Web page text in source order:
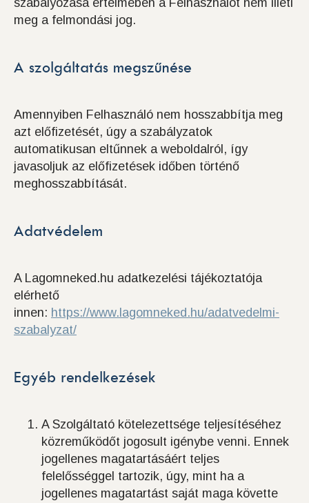
szabályozása értelmében a Felhasználót nem illeti
meg a felmondási jog.
A szolgáltatás megszűnése
Amennyiben Felhasználó nem hosszabbítja meg
azt előfizetését, úgy a szabályzatok
automatikusan eltűnnek a weboldalról, így
javasoljuk az előfizetések időben történő
meghosszabbítását.
Adatvédelem
A Lagomneked.hu adatkezelési tájékoztatója
elérhető
innen: https://www.lagomneked.hu/adatvedelmi-
szabalyzat/
Egyéb rendelkezések
A Szolgáltató kötelezettsége teljesítéséhez
közreműködőt jogosult igénybe venni. Ennek
jogellenes magatartásáért teljes
felelősséggel tartozik, úgy, mint ha a
jogellenes magatartást saját maga követte